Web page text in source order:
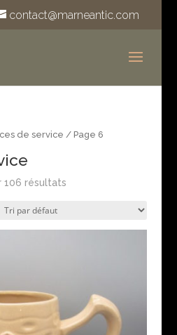
contact@marneantic.com
de service / Page 6
106 résultats